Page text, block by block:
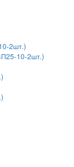
2шт.)
10-2шт.)